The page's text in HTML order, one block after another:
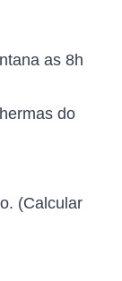
as 8h
do
(Calcular